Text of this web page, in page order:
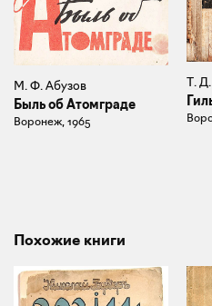
М. Ф. Абузов
Быль об Атомграде
Воронеж, 1965
Т.
Похожие книги